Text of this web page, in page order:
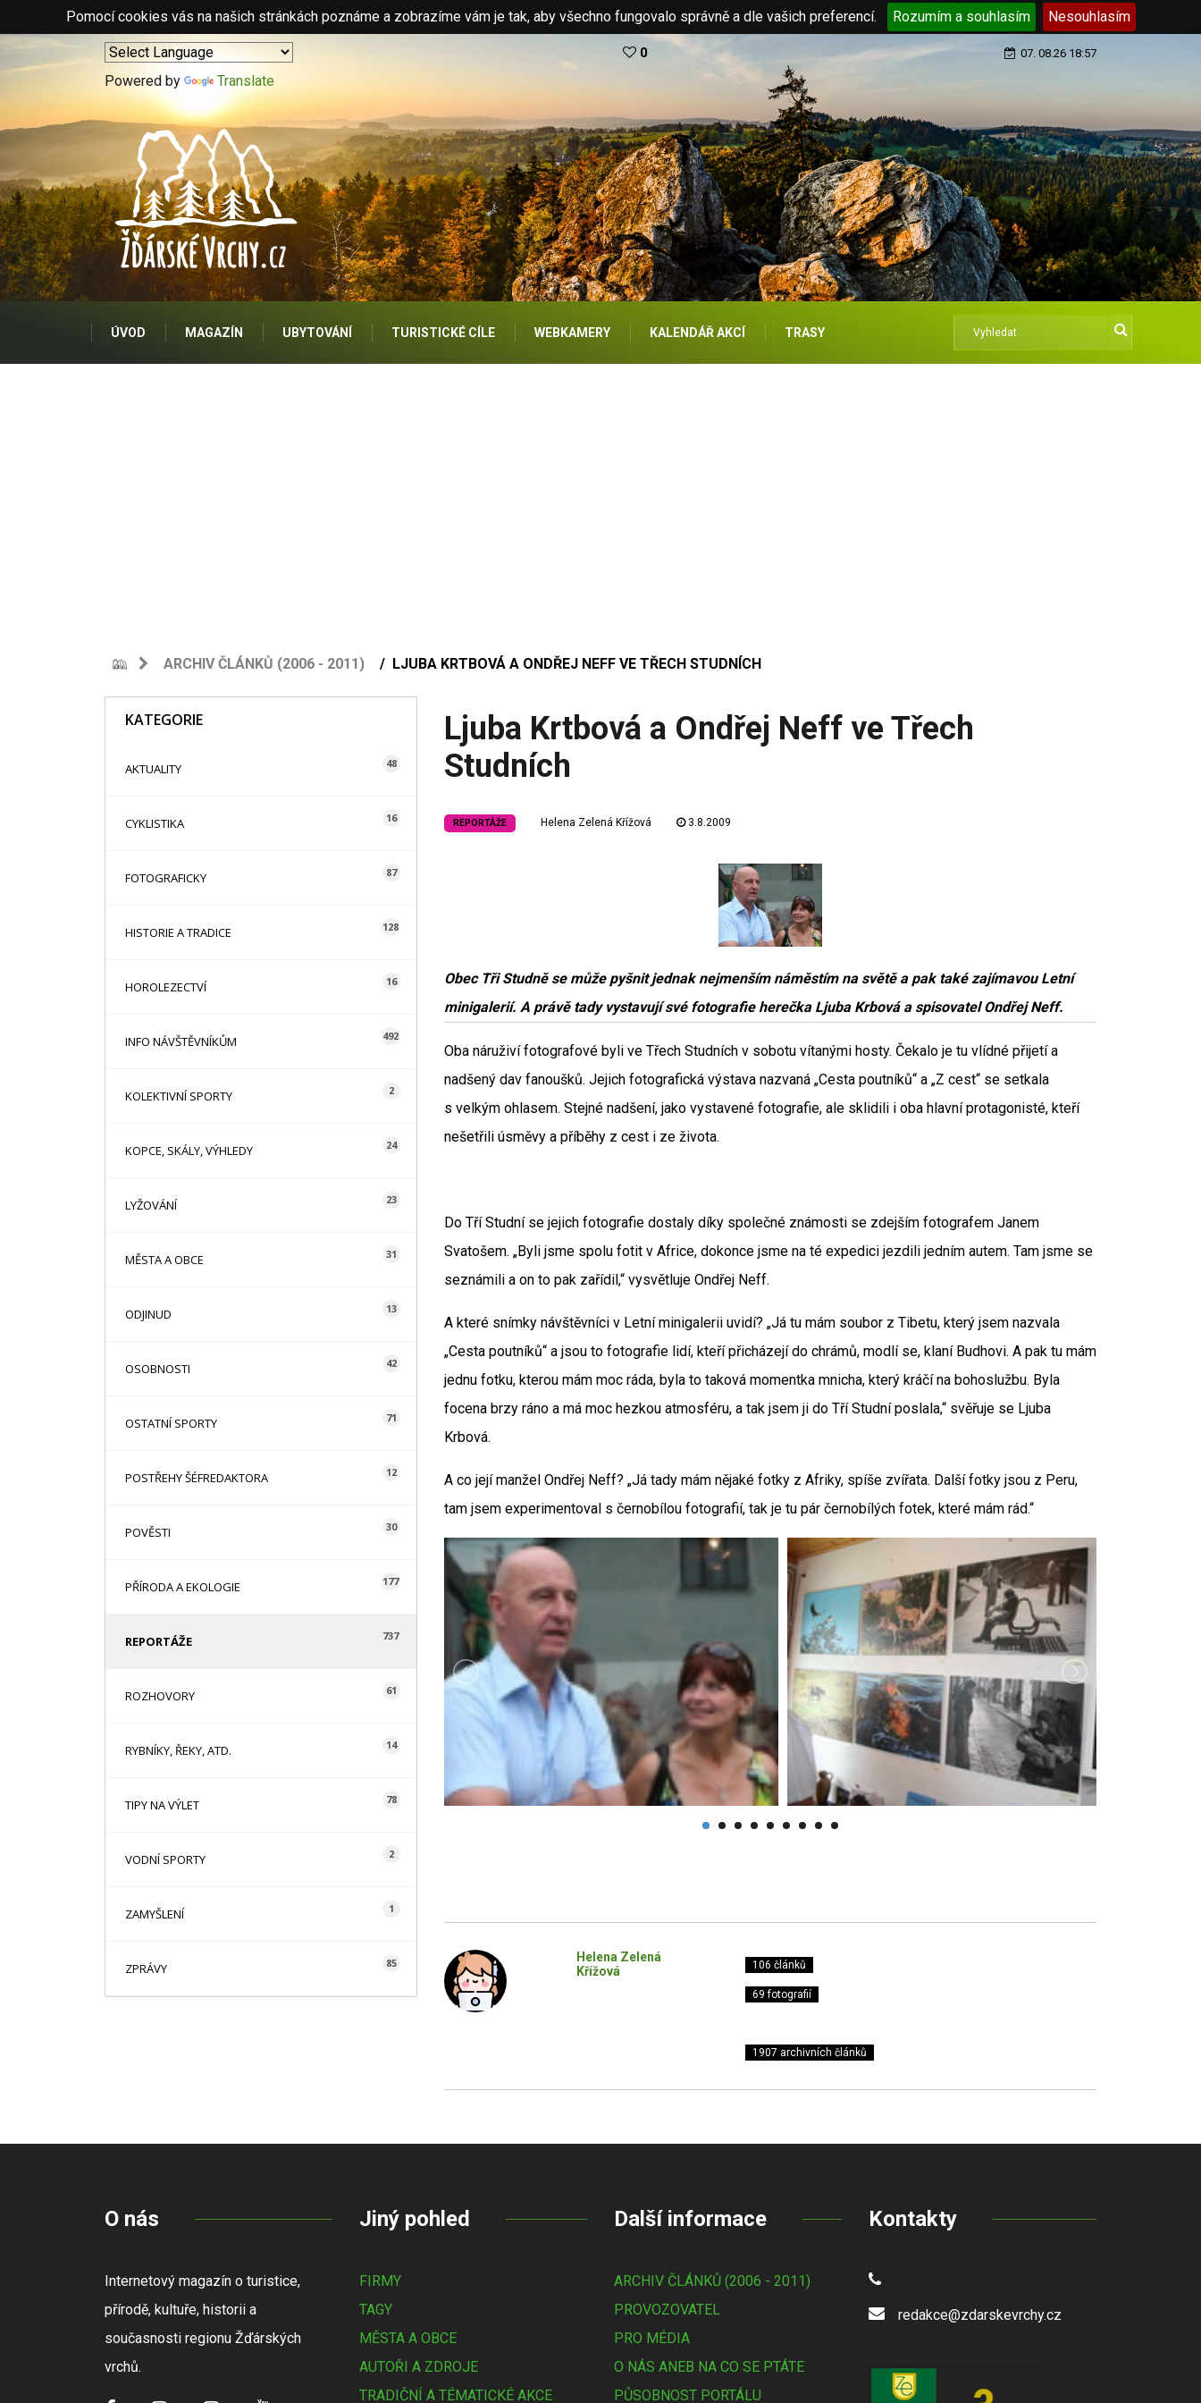
Pomocí cookies vás na našich stránkách poznáme a zobrazíme vám je tak, aby všechno fungovalo správně a dle vašich preferencí. Rozumím a souhlasím Nesouhlasím
Powered by Translate
0 07. 08.26 18:57
ÚVOD MAGAZÍN UBYTOVÁNÍ TURISTICKÉ CÍLE WEBKAMERY KALENDÁŘ AKCÍ TRASY
ARCHIV ČLÁNKŮ (2006 - 2011) LJUBA KRTBOVÁ A ONDŘEJ NEFF VE TŘECH STUDNÍCH
KATEGORIE
AKTUALITY 48
CYKLISTIKA 16
FOTOGRAFICKY 87
HISTORIE A TRADICE 128
HOROLEZECTVÍ 16
INFO NÁVŠTĚVNÍKŮM 492
KOLEKTIVNÍ SPORTY 2
KOPCE, SKÁLY, VÝHLEDY 24
LYŽOVÁNÍ 23
MĚSTA A OBCE 31
ODJINUD 13
OSOBNOSTI 42
OSTATNÍ SPORTY 71
POSTŘEHY ŠÉFREDAKTORA 12
POVĚSTI 30
PŘÍRODA A EKOLOGIE 177
REPORTÁŽE 737
ROZHOVORY 61
RYBNÍKY, ŘEKY, ATD. 14
TIPY NA VÝLET 78
VODNÍ SPORTY 2
ZAMYŠLENÍ 1
ZPRÁVY 85
Ljuba Krtbová a Ondřej Neff ve Třech
Studních
REPORTÁŽE Helena Zelená Křížová 3.8.2009
Obec Tři Studně se může pyšnit jednak nejmenším náměstím na světě a pak také zajímavou Letní
minigalerií. A právě tady vystavují své fotografie herečka Ljuba Krbová a spisovatel Ondřej Neff.
Oba náruživí fotografové byli ve Třech Studních v sobotu vítanými hosty. Čekalo je tu vlídné přijetí a
nadšený dav fanoušků. Jejich fotografická výstava nazvaná „Cesta poutníků“ a „Z cest“ se setkala
s velkým ohlasem. Stejné nadšení, jako vystavené fotografie, ale sklidili i oba hlavní protagonisté, kteří
nešetřili úsměvy a příběhy z cest i ze života.
Do Tří Studní se jejich fotografie dostaly díky společné známosti se zdejším fotografem Janem
Svatošem. „Byli jsme spolu fotit v Africe, dokonce jsme na té expedici jezdili jedním autem. Tam jsme se
seznámili a on to pak zařídil,“ vysvětluje Ondřej Neff.
A které snímky návštěvníci v Letní minigalerii uvidí? „Já tu mám soubor z Tibetu, který jsem nazvala
„Cesta poutníků“ a jsou to fotografie lidí, kteří přicházejí do chrámů, modlí se, klaní Budhovi. A pak tu mám
jednu fotku, kterou mám moc ráda, byla to taková momentka mnicha, který kráčí na bohoslužbu. Byla
focena brzy ráno a má moc hezkou atmosféru, a tak jsem ji do Tří Studní poslala,“ svěřuje se Ljuba
Krbová.
A co její manžel Ondřej Neff? „Já tady mám nějaké fotky z Afriky, spíše zvířata. Další fotky jsou z Peru,
tam jsem experimentoval s černobílou fotografií, tak je tu pár černobílých fotek, které mám rád.“
Helena Zelená
Křížová
106 článků
69 fotografií
1907 archivních článků
O nás
Internetový magazín o turistice,
přírodě, kultuře, historii a
současnosti regionu Žďárských
vrchů.
Jiný pohled
FIRMY
TAGY
MĚSTA A OBCE
AUTOŘI A ZDROJE
TRADIČNÍ A TÉMATICKÉ AKCE
Další informace
ARCHIV ČLÁNKŮ (2006 - 2011)
PROVOZOVATEL
PRO MÉDIA
O NÁS ANEB NA CO SE PTÁTE
PŮSOBNOST PORTÁLU
Kontakty
redakce@zdarskevrchy.cz